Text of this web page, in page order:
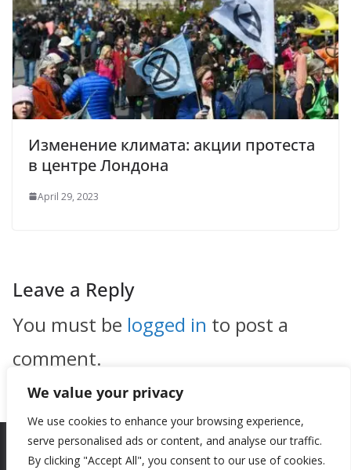
We value your privacy
We use cookies to enhance your browsing experience,
serve personalised ads or content, and analyse our traffic.
By clicking "Accept All", you consent to our use of cookies.
Изменение климата: акции протеста
в центре Лондона
April 29, 2023
Leave a Reply
You must be logged in to post a
comment.